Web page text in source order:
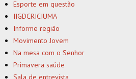
Esporte em questão
IIGDCRICIUMA
Informe região
Movimento Jovem
Na mesa com o Senhor
Primavera saúde
Sala de entrevista